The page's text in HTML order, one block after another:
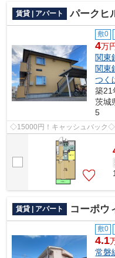
賃貸 | アパート パークヒ
敷0
4万
関東
関東
つく
築21
茨城
5
◇15000円！キャッシュバック◇
賃貸 | アパート コーポウ
敷0
4.1
常磐